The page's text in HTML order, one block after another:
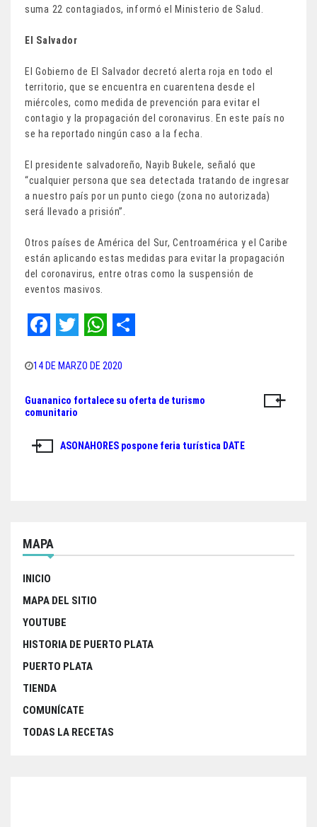
suma 22 contagiados, informó el Ministerio de Salud.
El Salvador
El Gobierno de El Salvador decretó alerta roja en todo el
territorio, que se encuentra en cuarentena desde el
miércoles, como medida de prevención para evitar el
contagio y la propagación del coronavirus. En este país no
se ha reportado ningún caso a la fecha.
El presidente salvadoreño, Nayib Bukele, señaló que
“cualquier persona que sea detectada tratando de ingresar
a nuestro país por un punto ciego (zona no autorizada)
será llevado a prisión”.
Otros países de América del Sur, Centroamérica y el Caribe
están aplicando estas medidas para evitar la propagación
del coronavirus, entre otras como la suspensión de
eventos masivos.
a
c
e
b
o
w
i
t
t
h
a
s
h
a
e
14 DE MARZO DE 2020
Navegación
entradas
Guananico fortalece su oferta de turismo
comunitario
ASONAHORES pospone feria turística DATE
MAPA
INICIO
MAPA DEL SITIO
YOUTUBE
HISTORIA DE PUERTO PLATA
PUERTO PLATA
TIENDA
COMUNÍCATE
TODAS LA RECETAS